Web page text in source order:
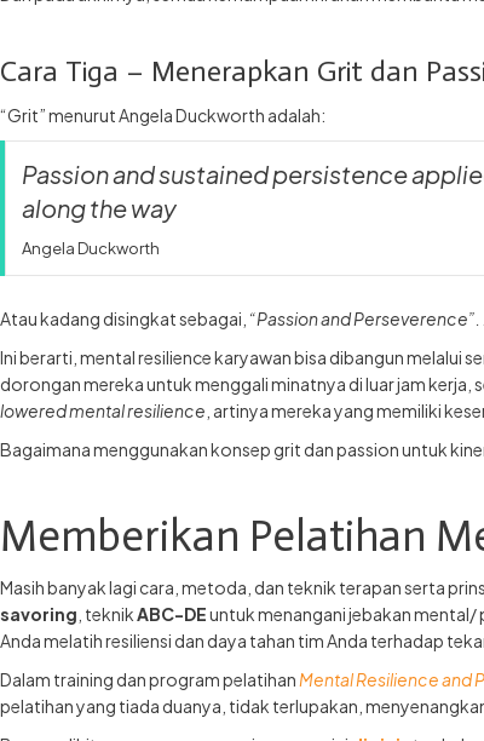
Cara Tiga – Menerapkan Grit dan
“Grit” menurut Angela Duckworth adalah:
Passion and sustained persistence
along the way
Angela Duckworth
Atau kadang disingkat sebagai, “Passion and Perseverence”.
Ini berarti, mental resilience karyawan bisa dibangun melalui
dorongan mereka untuk menggali minatnya di luar jam kerja,
lowered mental resilience , artinya mereka yang memiliki
Bagaimana menggunakan konsep grit dan passion untuk
Memberikan Pelatihan
Masih banyak lagi cara, metoda, dan teknik terapan serta
savoring , teknikABC-DEuntuk menangani jebakan
Anda melatih resiliensi dan daya tahan tim Anda terhadap
Dalam training dan program pelatihan Mental Resilience and
pelatihan yang tiada duanya, tidak terlupakan,